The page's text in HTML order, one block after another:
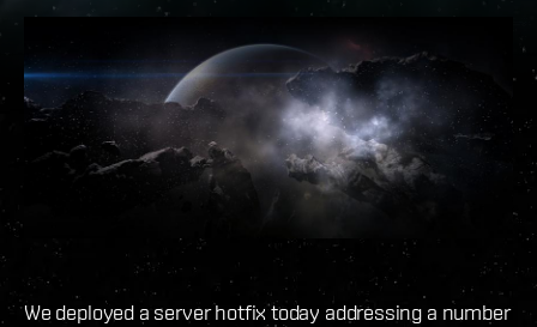
We deployed a server hotfix today addressing a number